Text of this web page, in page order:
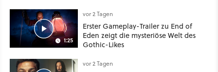
Schwert
1:25
vor 2 Tagen
Erster Gameplay-Trailer zu End of
Eden zeigt die mysteriöse Welt des
Gothic-Likes
vor 2 Tagen